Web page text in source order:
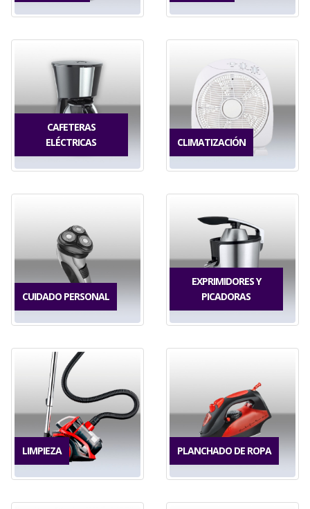
CAFETERAS
ELÉCTRICAS
CLIMATIZACIÓN
CUIDADO PERSONAL
EXPRIMIDORES Y
PICADORAS
LIMPIEZA PLANCHADO DE ROPA